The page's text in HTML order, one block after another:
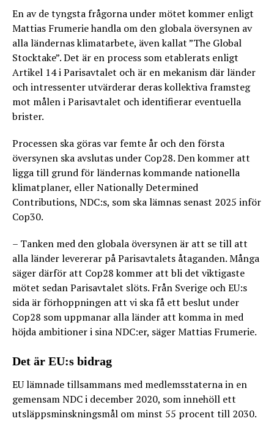
En av de tyngsta frågorna under mötet kommer enligt
Mattias Frumerie handla om den globala översynen av
alla ländernas klimatarbete, även kallat ”The Global
Stocktake”. Det är en process som etablerats enligt
Artikel 14 i Parisavtalet och är en mekanism där länder
och intressenter utvärderar deras kollektiva framsteg
mot målen i Parisavtalet och identifierar eventuella
brister.
Processen ska göras var femte år och den första
översynen ska avslutas under Cop28. Den kommer att
ligga till grund för ländernas kommande nationella
klimatplaner, eller Nationally Determined
Contributions, NDC:s, som ska lämnas senast 2025 inför
Cop30.
– Tanken med den globala översynen är att se till att
alla länder levererar på Parisavtalets åtaganden. Många
säger därför att Cop28 kommer att bli det viktigaste
mötet sedan Parisavtalet slöts. Från Sverige och EU:s
sida är förhoppningen att vi ska få ett beslut under
Cop28 som uppmanar alla länder att komma in med
höjda ambitioner i sina NDC:er, säger Mattias Frumerie.
Det är EU:s bidrag
EU lämnade tillsammans med medlemsstaterna in en
gemensam NDC i december 2020, som innehöll ett
utsläppsminskningsmål om minst 55 procent till 2030.